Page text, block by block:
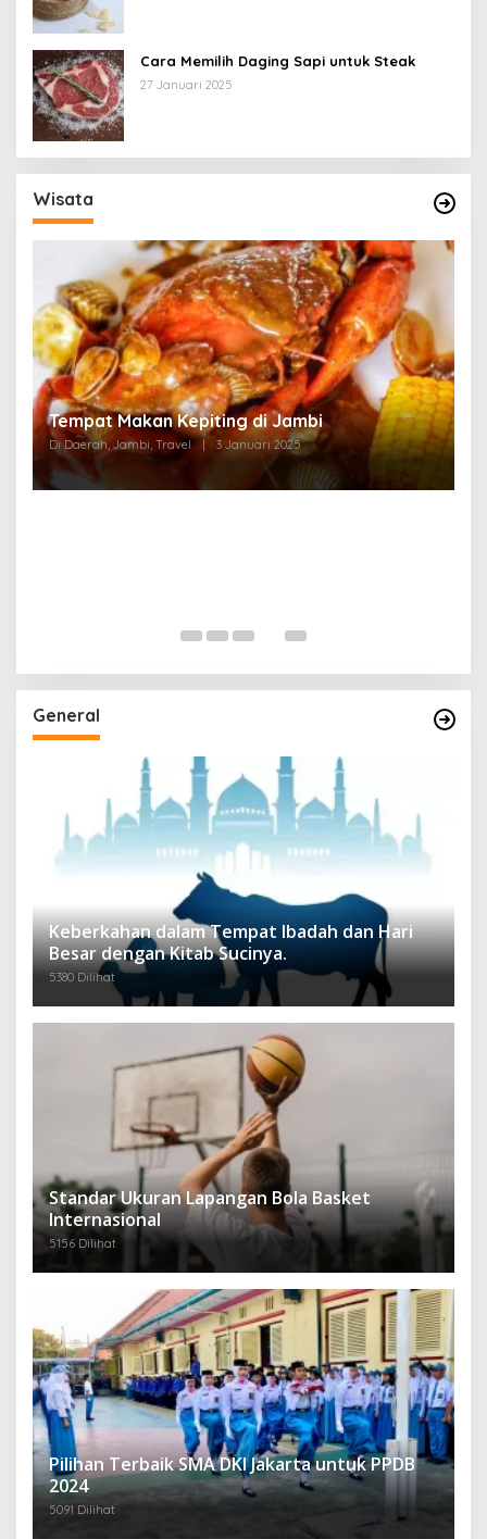
Cara Memilih Daging Sapi untuk Steak
27 Januari 2025
Wisata
Tempat Makan di Thehok Jambi
Di Daerah, Jambi, Travel 3 Januari 2025
General
Keberkahan dalam Tempat Ibadah dan Hari
Besar dengan Kitab Sucinya.
5380 Dilihat
Standar Ukuran Lapangan Bola Basket
Internasional
5156 Dilihat
Pilihan Terbaik SMA DKI Jakarta untuk PPDB
2024
5091 Dilihat